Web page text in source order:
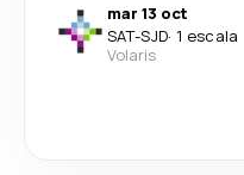
mar 13 oct
SAT-SJD· 1 escala
Volaris